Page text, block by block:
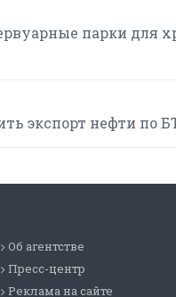
парки для
экспорт нефти по
Об агентстве
Пресс-центр
Реклама на сайте